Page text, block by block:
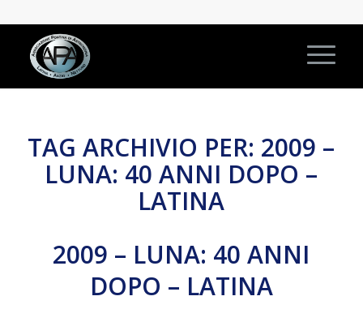
TAG ARCHIVIO PER: 2009 –
LUNA: 40 ANNI DOPO –
LATINA
2009 – LUNA: 40 ANNI
DOPO – LATINA